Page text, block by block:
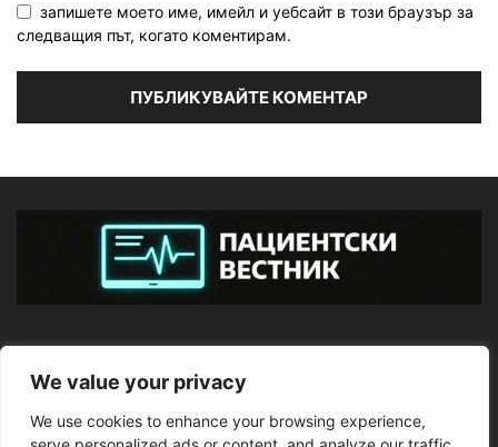
We value your privacy
We use cookies to enhance your browsing experience,
запишете моето име, имейл и уебсайт в този браузър за
следващия път, когато коментирам.
ПОСЛЕДВАЙТЕ НИ